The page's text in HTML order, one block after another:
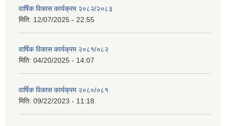
वार्षिक विकास कार्यक्रम २०८२/२०८३
मिति: 12/07/2025 - 22:55
वार्षिक विकास कार्यक्रम २०८१/०८२
मिति: 04/20/2025 - 14:07
वार्षिक विकास कार्यक्रम २०८०/०८१
मिति: 09/22/2023 - 11:18